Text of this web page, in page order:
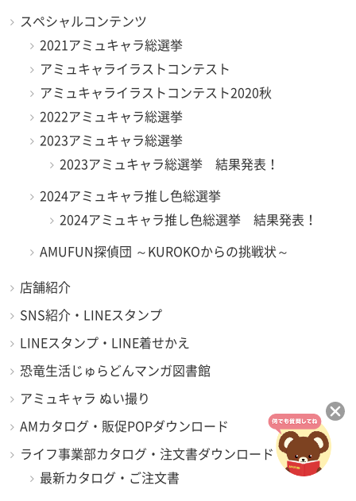
スペシャルコンテンツ
2021アミュキャラ総選挙
アミュキャライラストコンテスト
アミュキャライラストコンテスト2020秋
2022アミュキャラ総選挙
2023アミュキャラ総選挙
2023アミュキャラ総選挙 結果発表！
2024アミュキャラ推し色総選挙
2024アミュキャラ推し色総選挙 結果発表！
AMUFUN探偵団 ～KUROKOからの挑戦状～
店舗紹介
SNS紹介・LINEスタンプ
LINEスタンプ・LINE着せかえ
恐竜生活じゅらどんマンガ図書館
アミュキャラ ぬい撮り
AMカタログ・販促POPダウンロード
ライフ事業部カタログ・注文書ダウンロード
最新カタログ・ご注文書